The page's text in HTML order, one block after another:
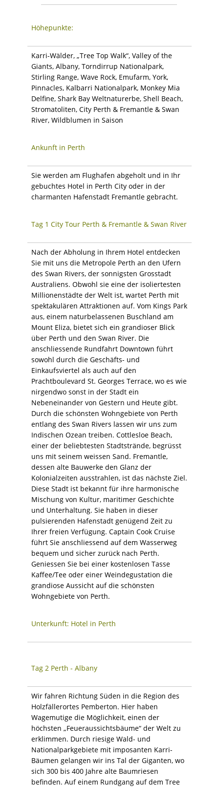
Höhepunkte:
Karri-Wälder, „Tree Top Walk“, Valley of the
Giants, Albany, Torndirrup Nationalpark,
Stirling Range, Wave Rock, Emufarm, York,
Pinnacles, Kalbarri Nationalpark, Monkey Mia
Delfine, Shark Bay Weltnaturerbe, Shell Beach,
Stromatoliten, City Perth & Fremantle & Swan
River, Wildblumen in Saison
Ankunft in Perth
Sie werden am Flughafen abgeholt und in Ihr
gebuchtes Hotel in Perth City oder in der
charmanten Hafenstadt Fremantle gebracht.
Tag 1 City Tour Perth & Fremantle & Swan River
Nach der Abholung in Ihrem Hotel entdecken
Sie mit uns die Metropole Perth an den Ufern
des Swan Rivers, der sonnigsten Grosstadt
Australiens. Obwohl sie eine der isoliertesten
Millionenstädte der Welt ist, wartet Perth mit
spektakulären Attraktionen auf. Vom Kings Park
aus, einem naturbelassenen Buschland am
Mount Eliza, bietet sich ein grandioser Blick
über Perth und den Swan River. Die
anschliessende Rundfahrt Downtown führt
sowohl durch die Geschäfts- und
Einkaufsviertel als auch auf den
Prachtboulevard St. Georges Terrace, wo es wie
nirgendwo sonst in der Stadt ein
Nebeneinander von Gestern und Heute gibt.
Durch die schönsten Wohngebiete von Perth
entlang des Swan Rivers lassen wir uns zum
Indischen Ozean treiben. Cottlesloe Beach,
einer der beliebtesten Stadtstrände, begrüsst
uns mit seinem weissen Sand. Fremantle,
dessen alte Bauwerke den Glanz der
Kolonialzeiten ausstrahlen, ist das nächste Ziel.
Diese Stadt ist bekannt für ihre harmonische
Mischung von Kultur, maritimer Geschichte
und Unterhaltung. Sie haben in dieser
pulsierenden Hafenstadt genügend Zeit zu
Ihrer freien Verfügung. Captain Cook Cruise
führt Sie anschliessend auf dem Wasserweg
bequem und sicher zurück nach Perth.
Geniessen Sie bei einer kostenlosen Tasse
Kaffee/Tee oder einer Weindegustation die
grandiose Aussicht auf die schönsten
Wohngebiete von Perth.
Unterkunft: Hotel in Perth
Tag 2 Perth - Albany
Wir fahren Richtung Süden in die Region des
Holzfällerortes Pemberton. Hier haben
Wagemutige die Möglichkeit, einen der
höchsten „Feueraussichtsbäume“ der Welt zu
erklimmen. Durch riesige Wald- und
Nationalparkgebiete mit imposanten Karri-
Bäumen gelangen wir ins Tal der Giganten, wo
sich 300 bis 400 Jahre alte Baumriesen
befinden. Auf einem Rundgang auf dem Tree